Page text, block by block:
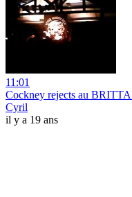
11:01
Cockney rejects au
Cyril
il y a 19 ans